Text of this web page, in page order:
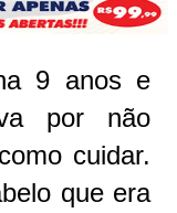
9 anos e
por não
cuidar.
que era